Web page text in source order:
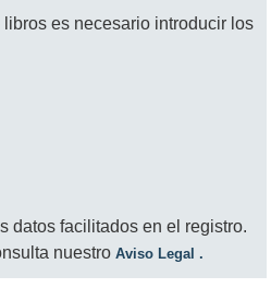
es necesario introducir los
datos facilitados en el registro.
nuestro Aviso Legal .